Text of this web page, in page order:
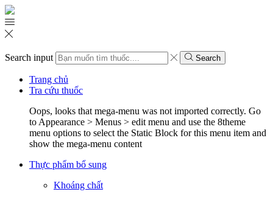
Search input Search
Trang chủ
Tra cứu thuốc
Oops, looks that mega-menu was not imported correctly. Go
to Appearance > Menus > edit menu and use the 8theme
menu options to select the Static Block for this menu item and
show the mega-menu content
Thực phẩm bổ sung
Khoáng chất